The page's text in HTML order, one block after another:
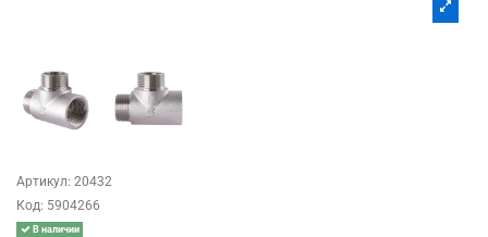
Артикул: 20432
Код: 5904266
В наличии